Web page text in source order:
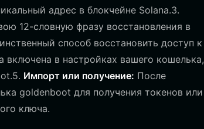
адрес в блокчейне Solana.3.
12-словную фразу восстановления в
способ восстановить доступ к
включена в настройках вашего кошелька,
Импорт или получение: После
goldenboot для получения токенов или
ключа.